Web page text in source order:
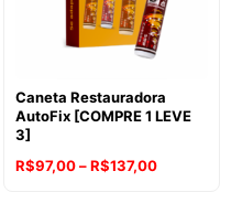
Caneta Restauradora
AutoFix [COMPRE 1 LEVE
3]
R$97,00–R$137,00Faixa